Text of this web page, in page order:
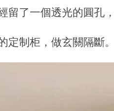
留了一個透光的圓孔
定制柜，做玄關隔斷。